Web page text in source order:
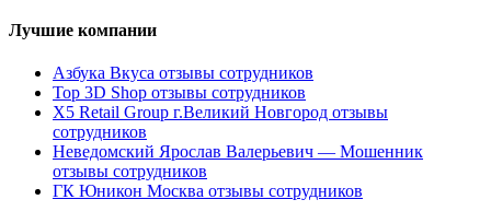
Лучшие компании
Азбука Вкуса отзывы сотрудников
Top 3D Shop отзывы сотрудников
X5 Retail Group г.Великий Новгород отзывы
сотрудников
Неведомский Ярослав Валерьевич — Мошенник
отзывы сотрудников
ГК Юникон Москва отзывы сотрудников